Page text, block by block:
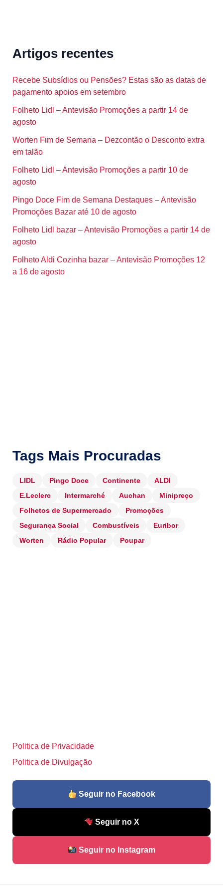
Artigos recentes
Recebe Subsídios ou Pensões? Estas são as datas de
pagamento apoios em setembro
Folheto Lidl – Antevisão Promoções a partir 14 de
agosto
Worten Fim de Semana – Dezcontão o Desconto extra
em talão
Folheto Lidl – Antevisão Promoções a partir 10 de
agosto
Pingo Doce Fim de Semana Destaques – Antevisão
Promoções Bazar até 10 de agosto
Folheto Lidl bazar – Antevisão Promoções a partir 14 de
agosto
Folheto Aldi Cozinha bazar – Antevisão Promoções 12
a 16 de agosto
Tags Mais Procuradas
LIDL Pingo Doce Continente
ALDI
E.Leclerc
Intermarché Auchan
Minipreço
Folhetos de Supermercado
Promoções
Segurança Social
Combustíveis
Euribor
Worten
Rádio Popular Poupar
Politica de Privacidade
Politica de Divulgação
Seguir no Facebook
Seguir no X
Seguir no Instagram